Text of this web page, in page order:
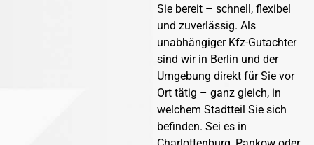
Sie bereit – schnell, flexibel
und zuverlässig. Als
unabhängiger Kfz-Gutachter
sind wir in Berlin und der
Umgebung direkt für Sie vor
Ort tätig – ganz gleich, in
welchem Stadtteil Sie sich
befinden. Sei es in